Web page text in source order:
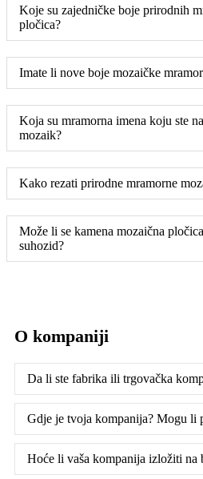
Koje su zajedničke boje prirodnih
pločica?
Imate li nove boje mozaičke
Koja su mramorna imena koju ste
mozaik?
Kako rezati prirodne mramorne
Može li se kamena mozaična
suhozid?
O kompaniji
Da li ste fabrika ili trgovačka
Gdje je tvoja kompanija? Mogu li
Hoće li vaša kompanija izložiti na